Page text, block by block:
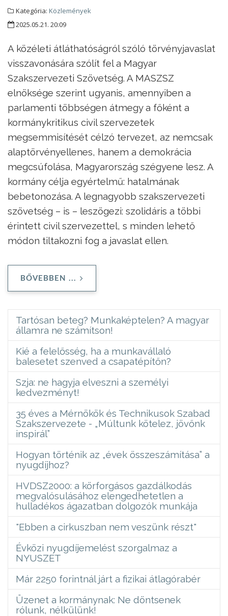
Kategória: Közlemények
2025.05.21. 20:09
A közéleti átláthatóságról szóló törvényjavaslat
visszavonására szólít fel a Magyar
Szakszervezeti Szövetség. A MASZSZ
elnöksége szerint ugyanis, amennyiben a
parlamenti többségen átmegy a főként a
kormánykritikus civil szervezetek
megsemmisítését célzó tervezet, az nemcsak
alaptörvényellenes, hanem a demokrácia
megcsúfolása, Magyarország szégyene lesz. A
kormány célja egyértelmű: hatalmának
bebetonozása. A legnagyobb szakszervezeti
szövetség – is – leszögezi: szolidáris a többi
érintett civil szervezettel, s minden lehető
módon tiltakozni fog a javaslat ellen.
BŐVEBBEN ...
Tartósan beteg? Munkaképtelen? A magyar
államra ne számítson!
Kié a felelősség, ha a munkavállaló
balesetet szenved a csapatépítőn?
Szja: ne hagyja elveszni a személyi
kedvezményt!
35 éves a Mérnökök és Technikusok Szabad
Szakszervezete - „Múltunk kötelez, jövőnk
inspirál”
Hogyan történik az „évek összeszámítása” a
nyugdíjhoz?
HVDSZ2000: a körforgásos gazdálkodás
megvalósulásához elengedhetetlen a
hulladékos ágazatban dolgozók munkája
"Ebben a cirkuszban nem veszünk részt"
Évközi nyugdíjemelést szorgalmaz a
NYUSZET
Már 2250 forintnál járt a fizikai átlagórabér
Üzenet a kormánynak: Ne döntsenek
rólunk, nélkülünk!